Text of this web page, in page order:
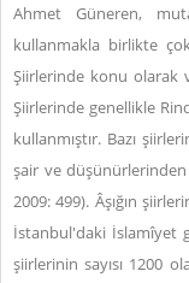
Ahmet Güneren,
kullanmakla birlikte
Şiirlerinde konu olarak
Şiirlerinde genellikle
kullanmıştır. Bazı
şair ve
2009: 499). Âşığın
İstanbul'daki İslamîyet
şiirlerinin sayısı 1200